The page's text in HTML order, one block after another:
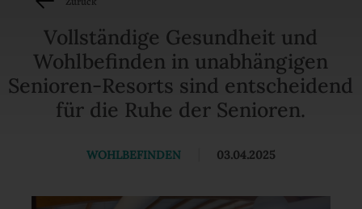
Vollständige Gesundheit und
Wohlbefinden in unabhängigen
Senioren-Resorts sind entscheidend
für die Ruhe der Senioren.
WOHLBEFINDEN 03.04.2025